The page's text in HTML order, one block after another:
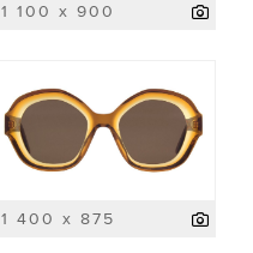
1 100 x 900
1 400 x 875